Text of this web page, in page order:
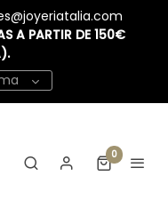
A PARTIR DE 150€
0